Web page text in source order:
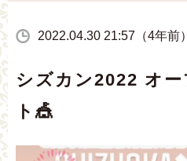
2022.04.30 21:57（4年前）
シズカン2022 オ
ト🎪